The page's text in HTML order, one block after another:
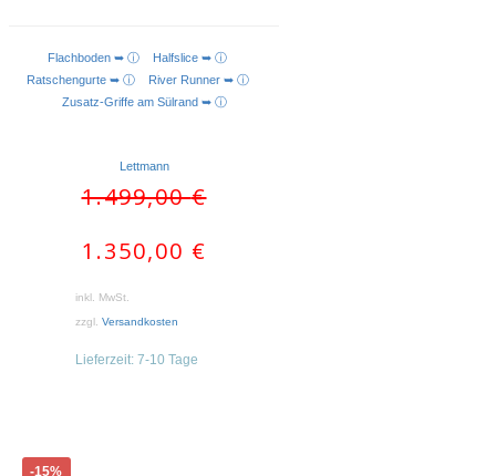
AUSFÜHRUNG WÄHLEN
Flachboden ➥ ⓘ Halfslice ➥ ⓘ
Ratschengurte ➥ ⓘ
River Runner ➥ ⓘ
Zusatz-Griffe am Sülrand ➥ ⓘ
Lettmann
1.499,00€
1.350,00 €
inkl. MwSt.
zzgl. Versandkosten
Lieferzeit: 7-10 Tage
-15%
Dieses